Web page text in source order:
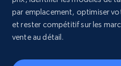
par emplacement, optimiser
et rester compétitif sur les
vente au détail.